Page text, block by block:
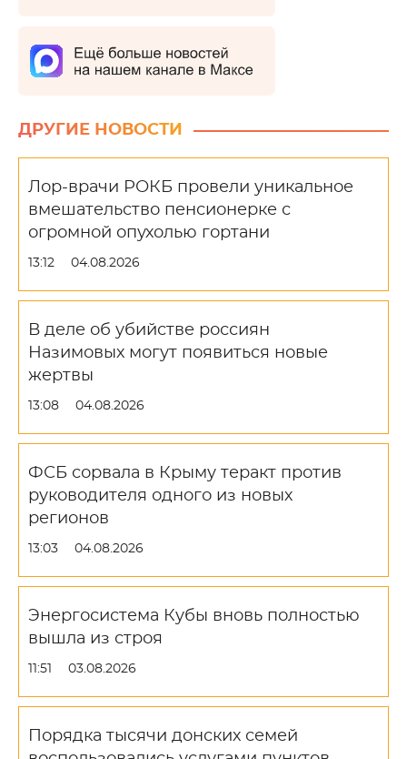
ДРУГИЕ НОВОСТИ
Лор-врачи РОКБ провели уникальное
вмешательство пенсионерке с
огромной опухолью гортани
13:12 04.08.2026
В деле об убийстве россиян
Назимовых могут появиться новые
жертвы
13:08 04.08.2026
ФСБ сорвала в Крыму теракт против
руководителя одного из новых
регионов
13:03 04.08.2026
Энергосистема Кубы вновь полностью
вышла из строя
11:51 03.08.2026
Порядка тысячи донских семей